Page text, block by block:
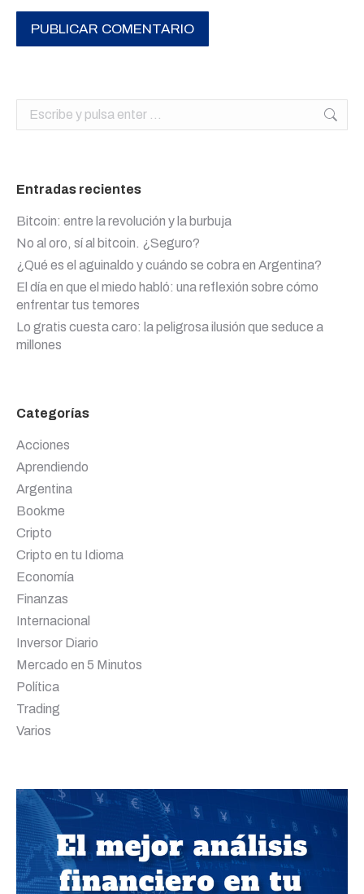
PUBLICAR COMENTARIO
Buscar:
Entradas recientes
Bitcoin: entre la revolución y la burbuja
No al oro, sí al bitcoin. ¿Seguro?
¿Qué es el aguinaldo y cuándo se cobra en Argentina?
El día en que el miedo habló: una reflexión sobre cómo
enfrentar tus temores
Lo gratis cuesta caro: la peligrosa ilusión que seduce a
millones
Categorías
Acciones
Aprendiendo
Argentina
Bookme
Cripto
Cripto en tu Idioma
Economía
Finanzas
Internacional
Inversor Diario
Mercado en 5 Minutos
Política
Trading
Varios